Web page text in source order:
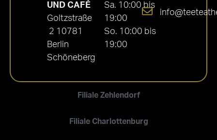
Filiale Zehlendorf
Filiale Charlottenburg
UND CAFÉ
Goltzstraße
2 10781
Berlin
Schöneberg
Sa. 10:00 bis
19:00
So. 10:00 bis
19:00